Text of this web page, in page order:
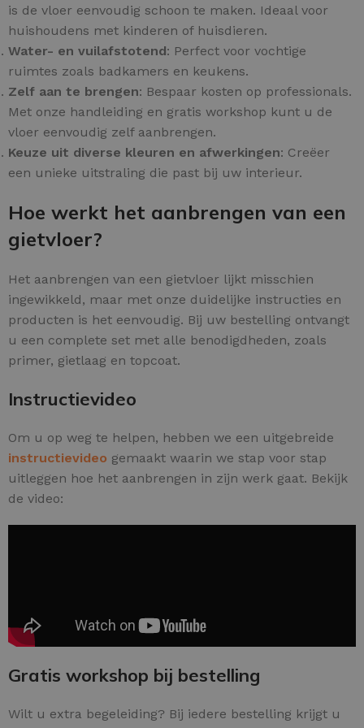
is de vloer eenvoudig schoon te maken. Ideaal voor
huishoudens met kinderen of huisdieren.
Water- en vuilafstotend: Perfect voor vochtige
ruimtes zoals badkamers en keukens.
Zelf aan te brengen: Bespaar kosten op professionals.
Met onze handleiding en gratis workshop kunt u de
vloer eenvoudig zelf aanbrengen.
Keuze uit diverse kleuren en afwerkingen: Creëer
een unieke uitstraling die past bij uw interieur.
Hoe werkt het aanbrengen van een
gietvloer?
Het aanbrengen van een gietvloer lijkt misschien
ingewikkeld, maar met onze duidelijke instructies en
producten is het eenvoudig. Bij uw bestelling ontvangt
u een complete set met alle benodigdheden, zoals
primer, gietlaag en topcoat.
Instructievideo
Om u op weg te helpen, hebben we een uitgebreide
instructievideo gemaakt waarin we stap voor stap
uitleggen hoe het aanbrengen in zijn werk gaat. Bekijk
de video:
Gratis workshop bij bestelling
Wilt u extra begeleiding? Bij iedere bestelling krijgt u